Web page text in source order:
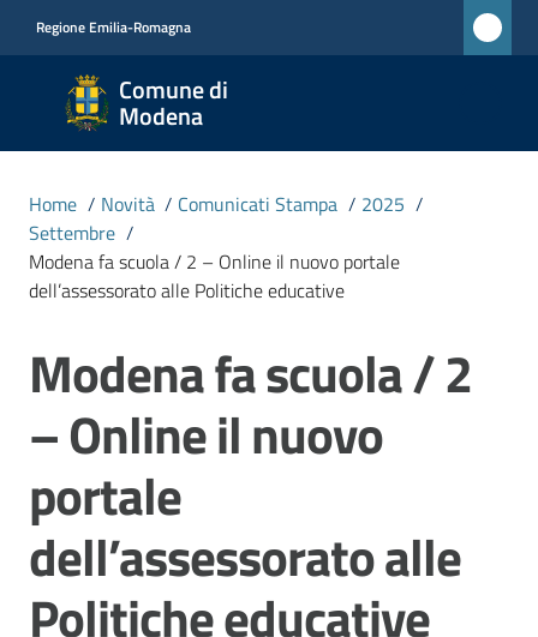
Regione Emilia-Romagna
Comune di
Modena
Comune
di
Modena
CIVICA
MONET
Novità
Menu selezionato
Vivere
Modena
Home / Novità / Comunicati Stampa / 2025 /
Settembre /
Modena fa scuola / 2 – Online il nuovo portale
dell’assessorato alle Politiche educative
Salta al contenuto
Modena fa scuola / 2
– Online il nuovo
portale
dell’assessorato alle
Politiche educative